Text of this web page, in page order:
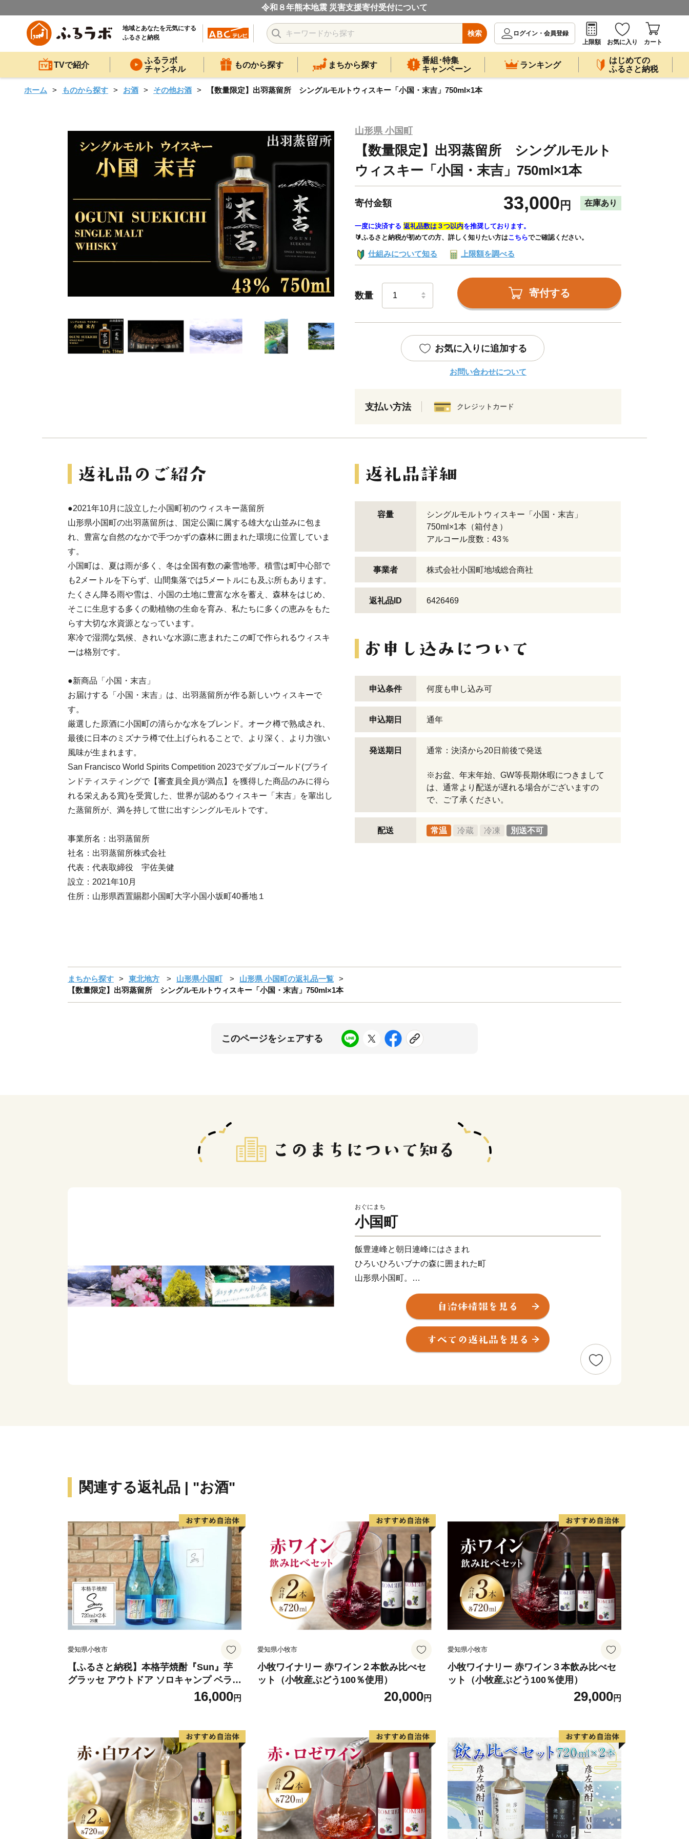
令和８年熊本地震 災害支援寄付受付について
地域とあなたを元気にする
ふるさと納税
検索
ログイン・会員登録
上限額
お気に入り カート
TVで紹介
ふるラボ
チャンネル
ものから探す まちから探す
番組･特集
キャンペーン
ランキング
はじめての
ふるさと納税
ホーム ものから探す お酒 その他お酒 【数量限定】出羽蒸留所 シングルモルトウィスキー「小国・末吉」750ml×1本
山形県 小国町
【数量限定】出羽蒸留所 シングルモルト
ウィスキー「小国・末吉」750ml×1本
寄付金額 33,000 円 在庫あり
一度に決済する 返礼品数は３つ以内を推奨しております。
🔰ふるさと納税が初めての方、詳しく知りたい方はこちらでご確認ください。
仕組みについて知る 上限額を調べる
数量 寄付する
お気に入りに追加する
お問い合わせについて
支払い方法 クレジットカード
●2021年10月に設立した小国町初のウィスキー蒸留所
山形県小国町の出羽蒸留所は、国定公園に属する雄大な山並みに包ま
れ、豊富な自然のなかで手つかずの森林に囲まれた環境に位置していま
す。
小国町は、夏は雨が多く、冬は全国有数の豪雪地帯。積雪は町中心部で
も2メートルを下らず、山間集落では5メートルにも及ぶ所もあります。
たくさん降る雨や雪は、小国の土地に豊富な水を蓄え、森林をはじめ、
そこに生息する多くの動植物の生命を育み、私たちに多くの恵みをもた
らす大切な水資源となっています。
寒冷で湿潤な気候、きれいな水源に恵まれたこの町で作られるウィスキ
ーは格別です。
●新商品「小国・末吉」
お届けする「小国・末吉」は、出羽蒸留所が作る新しいウィスキーで
す。
厳選した原酒に小国町の清らかな水をブレンド。オーク樽で熟成され、
最後に日本のミズナラ樽で仕上げられることで、より深く、より力強い
風味が生まれます。
San Francisco World Spirits Competition 2023でダブルゴールド(ブライ
ンドティスティングで【審査員全員が満点】を獲得した商品のみに得ら
れる栄えある賞)を受賞した、世界が認めるウィスキー「末吉」を輩出し
た蒸留所が、満を持して世に出すシングルモルトです。
事業所名：出羽蒸留所
社名：出羽蒸留所株式会社
代表：代表取締役 宇佐美健
設立：2021年10月
住所：山形県西置賜郡小国町大字小国小坂町40番地１
容量
シングルモルトウィスキー「小国・末吉」
750ml×1本（箱付き）
アルコール度数：43％
事業者 株式会社小国町地域総合商社
返礼品ID 6426469
申込条件 何度も申し込み可
申込期日 通年
発送期日 通常：決済から20日前後で発送
※お盆、年末年始、GW等長期休暇につきまして
は、通常より配送が遅れる場合がございますの
で、ご了承ください。
配送 常温 冷蔵 冷凍 別送不可
まちから探す 東北地方 山形県小国町
山形県 小国町の返礼品一覧
【数量限定】出羽蒸留所 シングルモルトウィスキー「小国・末吉」750ml×1本
このページをシェアする
おぐにまち
小国町
飯豊連峰と朝日連峰にはさまれ
ひろいひろいブナの森に囲まれた町
山形県小国町。
冬になると、そこは
しんしんと降りつもる雪が
あたり一面を埋め尽くす
寒さきびしい白い森。
ほかにも数えきれないくらいたくさんの
色。色。色。
どこまでも澄んだ空気のなか
白いキャンバスと天然の絵の具がつくりだす
絵画のような絶景は
いまどんな表情をしているでしょうか。
関連する返礼品 | "お酒"
愛知県小牧市
【ふるさと納税】本格芋焼酎『Sun』芋
グラッセ アウトドア ソロキャンプ ベラン
16,000円
愛知県小牧市
小牧ワイナリー 赤ワイン２本飲み比べセ
ット（小牧産ぶどう100％使用）
20,000円
愛知県小牧市
小牧ワイナリー 赤ワイン３本飲み比べセ
ット（小牧産ぶどう100％使用）
29,000円